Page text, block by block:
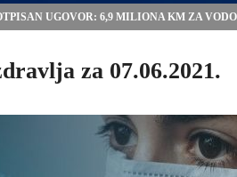
UGOVOR: 6,9 MILIONA KM ZA
za 07.06.2021.